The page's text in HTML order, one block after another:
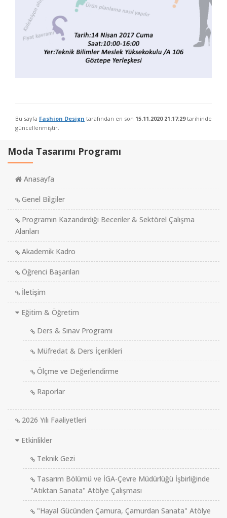
Bu sayfa Fashion Design tarafından en son 15.11.2020 21:17:29tarihinde
güncellenmiştir.
Moda Tasarımı Programı
Anasayfa
Genel Bilgiler
Programın Kazandırdığı Beceriler & Sektörel Çalışma
Alanları
Akademik Kadro
Öğrenci Başarıları
İletişim
Eğitim & Öğretim
Ders & Sınav Programı
Müfredat & Ders İçerikleri
Ölçme ve Değerlendirme
Raporlar
2026 Yılı Faaliyetleri
Etkinlikler
Teknik Gezi
Tasarım Bölümü ve İGA-Çevre Müdürlüğü İşbirliğinde
"Atıktan Sanata" Atölye Çalışması
"Hayal Gücünden Çamura, Çamurdan Sanata" Atölye